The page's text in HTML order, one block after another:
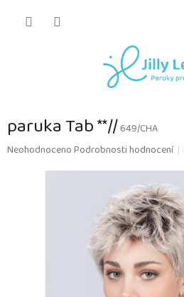
paruka Tab **//649/CHA
Průměrné
NeohodnocenoPodrobnosti hodnocení